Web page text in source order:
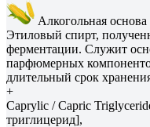
Алкогольная основа
Этиловый спирт,
ферментации. Служит
парфюмерных
длительный срок
+
Caprylic / Capric
триглицерид],